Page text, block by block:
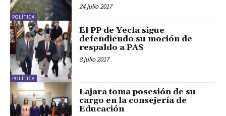
POLÍTICA
24 julio 2017
POLÍTICA
El PP de Yecla sigue
defendiendo su moción de
respaldo a PAS
8 julio 2017
Lajara toma posesión de su
cargo en la consejería de
Educación